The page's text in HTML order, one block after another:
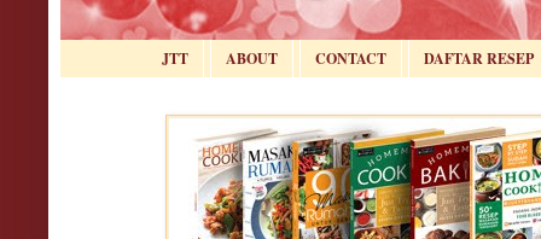
JTT ABOUT CONTACT DAFTAR RESEP